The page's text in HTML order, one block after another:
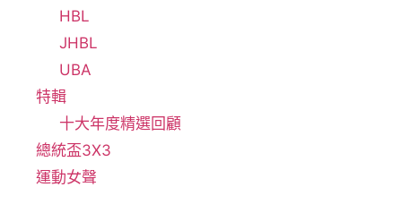
HBL
JHBL
UBA
特輯
十大年度精選回顧
總統盃3X3
運動女聲